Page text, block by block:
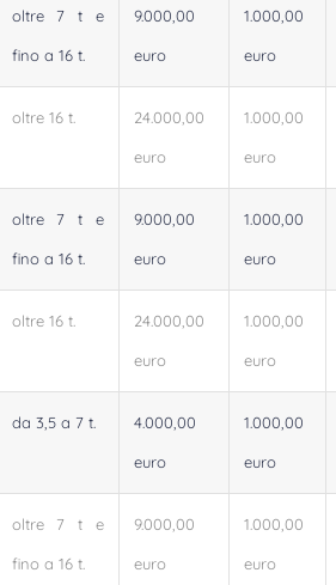
oltre 7 t e
fino a 16 t.
9.000,00
euro
1.000,00
euro
oltre 16 t. 24.000,00
euro
1.000,00
euro
oltre 7 t e
fino a 16 t.
9.000,00
euro
1.000,00
euro
oltre 16 t. 24.000,00
euro
1.000,00
euro
da 3,5 a 7 t. 4.000,00
euro
1.000,00
euro
oltre 7 t e
fino a 16 t.
9.000,00
euro
1.000,00
euro